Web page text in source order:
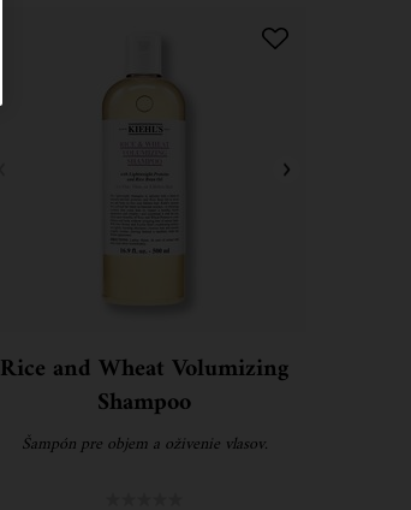
Rice and Wheat Volumizing
Shampoo
Šampón pre objem a oživenie vlasov.